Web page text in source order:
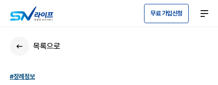
무료 가입신청
목록으로
#장례정보